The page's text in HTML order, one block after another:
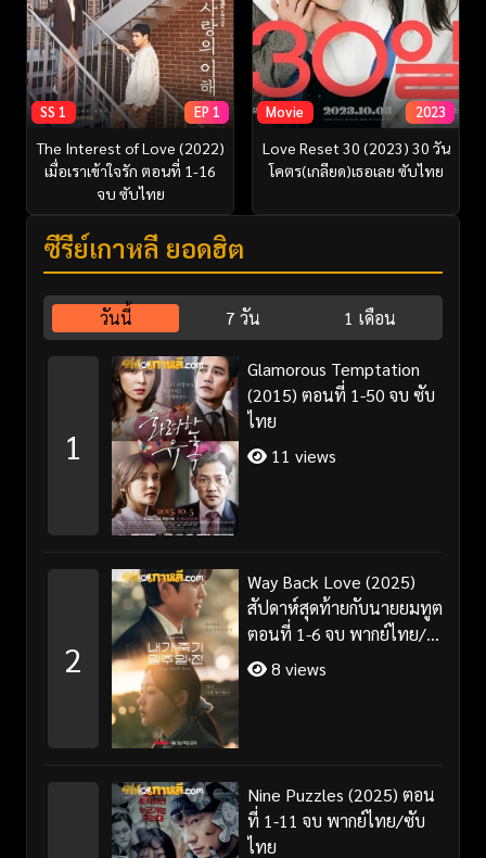
SS 1 EP 1
The Interest of Love (2022)
เมื่อเราเข้าใจรัก ตอนที่ 1-16
จบ ซับไทย
Movie 2023
Love Reset 30 (2023) 30 วัน
โคตร(เกลียด)เธอเลย ซับไทย
ซีรี่ย์เกาหลี ยอดฮิต
วันนี้ 7 วัน 1 เดือน
1
Glamorous Temptation
(2015) ตอนที่ 1-50 จบ ซับ
ไทย
11 views
2
Way Back Love (2025)
สัปดาห์สุดท้ายกับนายยมทูต
ตอนที่ 1-6 จบ พากย์ไทย/
ซับไทย
8 views
Nine Puzzles (2025) ตอน
ที่ 1-11 จบ พากย์ไทย/ซับ
ไทย